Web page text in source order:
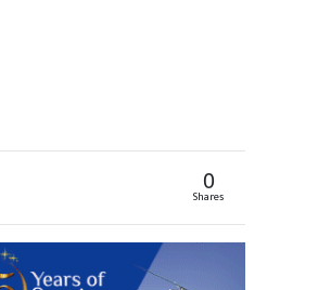
0
Shares